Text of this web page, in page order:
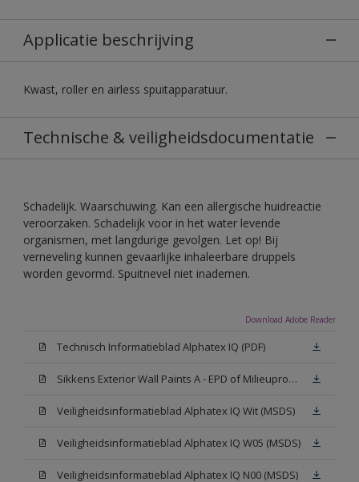
Applicatie beschrijving
Kwast, roller en airless spuitapparatuur.
Technische & veiligheidsdocumentatie
Schadelijk. Waarschuwing. Kan een allergische huidreactie
veroorzaken. Schadelijk voor in het water levende
organismen, met langdurige gevolgen. Let op! Bij
verneveling kunnen gevaarlijke inhaleerbare druppels
worden gevormd. Spuitnevel niet inademen.
Download Adobe Reader
Technisch Informatieblad Alphatex IQ (PDF)
Sikkens Exterior Wall Paints A - EPD of Milieuproductverklaring
Veiligheidsinformatieblad Alphatex IQ Wit (MSDS)
Veiligheidsinformatieblad Alphatex IQ W05 (MSDS)
Veiligheidsinformatieblad Alphatex IQ N00 (MSDS)